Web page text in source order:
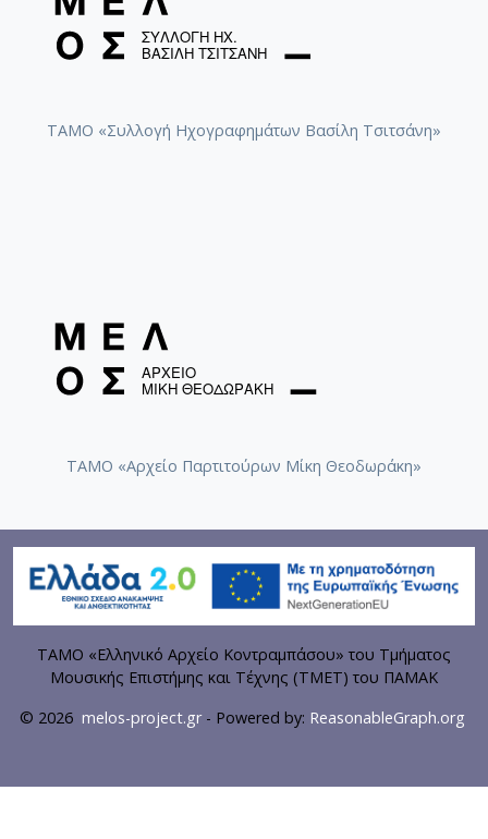
ΤΑΜΟ «Συλλογή Ηχογραφημάτων Βασίλη Τσιτσάνη»
ΤΑΜΟ «Αρχείο Παρτιτούρων Μίκη Θεοδωράκη»
ΤΑΜΟ «Ελληνικό Αρχείο Κοντραμπάσου» του Τμήματος
Μουσικής Επιστήμης και Τέχνης (ΤΜΕΤ) του ΠΑΜΑΚ
© 2026 melos-project.gr- Powered by: ReasonableGraph.org